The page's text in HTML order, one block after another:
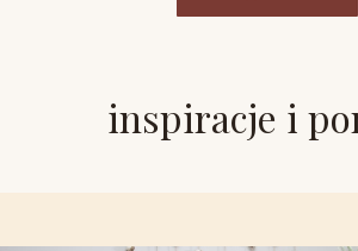
inspiracje i